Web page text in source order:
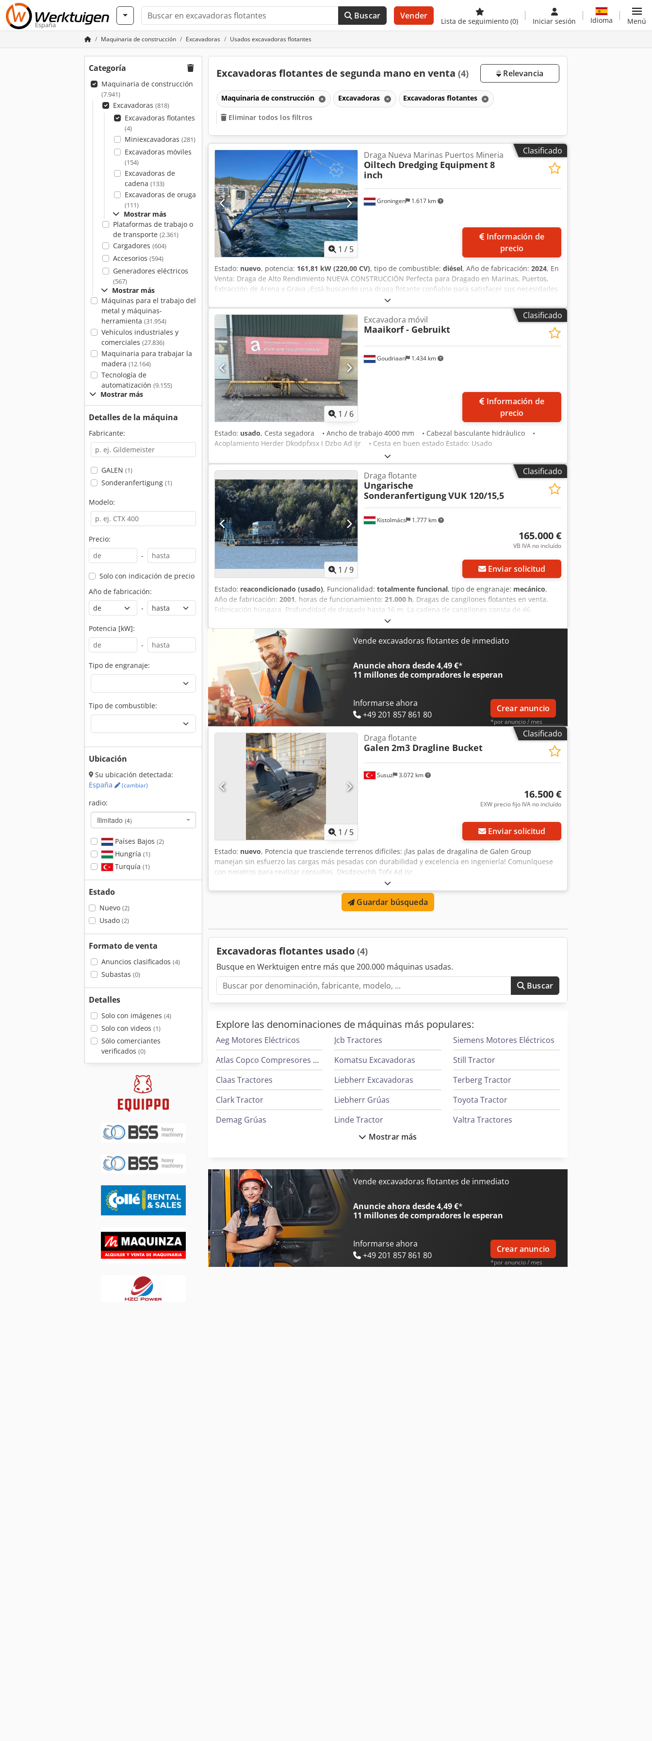
España
Buscar Vender
Lista de seguimiento (0) Iniciar sesión Idioma Menú
Maquinaria de construcción Excavadoras Usados excavadoras flotantes
Categoría
Maquinaria de construcción
(7.941)
Excavadoras (818)
Excavadoras flotantes
(4)
Miniexcavadoras (281)
Excavadoras móviles
(154)
Excavadoras de
cadena (133)
Excavadoras de oruga
(111)
Mostrar más
Plataformas de trabajo o
de transporte (2.361)
Cargadores (604)
Accesorios (594)
Generadores eléctricos
(567)
Mostrar más
Máquinas para el trabajo del
metal y máquinas-
herramienta (31.954)
Vehículos industriales y
comerciales (27.836)
Maquinaria para trabajar la
madera (12.164)
Tecnología de
automatización (9.155)
Mostrar más
Detalles de la máquina
Fabricante:
GALEN (1)
Sonderanfertigung (1)
Modelo:
Precio:
-
Solo con indicación de precio
Año de fabricación:
-
Potencia [kW]:
-
Tipo de engranaje:
Tipo de combustible:
Ubicación
Su ubicación detectada:
España
(cambiar)
radio:
Ilimitado (4)
Países Bajos (2)
Hungría (1)
Turquía (1)
Estado
Nuevo (2)
Usado (2)
Formato de venta
Anuncios clasificados (4)
Subastas (0)
Detalles
Solo con imágenes (4)
Solo con videos (1)
Sólo comerciantes
verificados (0)
Excavadoras flotantes de segunda mano en venta (4) Relevancia
Maquinaria de construcción Excavadoras Excavadoras flotantes
Eliminar todos los filtros
Clasificado
1 / 5
Groningen 1.617 km
Draga Nueva Marinas Puertos Mineria
Oiltech Dredging Equipment8
inch
precio
Estado: nuevo, potencia: 161,81 kW (220,00 CV), tipo de combustible: diésel, Año de fabricación: 2024, En
Venta: Draga de Alto Rendimiento NUEVA CONSTRUCCIÓN Perfecta para Dragado en Marinas, Puertos,
Extracción de Arena y Grava ¿Está buscando una draga flotante confiable para satisfacer sus necesidades
de dragado? Esta draga de succión de alta eficiencia y bajo costo es ideal para una amplia gama de
aplicaciones, incluidas marinas, puertos y operaciones mineras. Características Principales: - Potente
Sistema de Succión: Ideal para dragar arena, grava, lodos y más. - Aplicaciones Versátiles: Perfecta para
limpiar puertos, marinas y vías fluviales interiores. - Construcción Duradera: Diseñada para uso
prolongado en entornos marinos hostiles. - Operación Eficiente: Maximiza la productividad en proyectos
de minería y excavación. Dedpfx Adeu Afi Is Iokr Especificaciones: - Profundidad de dragado: 10 m (se
puede personalizar hasta 15 m de profundidad de dragado) - Capacidad de la bomba: 450 m³/h - Potencia
del motor: 220 hp - Diámetro de la tubería de succión: DN200 Ya sea que esté gestionando una marina,
ampliando un puerto o trabajando en un proyecto de extracción de arena y grava, esta draga de succión
ofrece el rendimiento y la confiabilidad que necesita. Diseñamos y construimos equipos de dragado
nuevos, y también disponemos de dragas de segunda mano en stock. ¡Contáctenos hoy mismo para
obtener precios y más detalles!
Clasificado
1 / 6
Goudriaan 1.434 km
Excavadora móvil
Maaikorf - Gebruikt
precio
Estado: usado, Cesta segadora • Ancho de trabajo 4000 mm • Cabezal basculante hidráulico •
Acoplamiento Herder Dkodpfxsx I Dzbo Ad Ijr • Cesta en buen estado Estado: Usado
Clasificado
1 /9
Kistolmács 1.777 km
Draga flotante
Ungarische
SonderanfertigungVUK 120/15,5
165.000 €
VB IVA no incluído
Enviar solicitud
Estado: reacondicionado (usado), Funcionalidad: totalmente funcional, tipo de engranaje: mecánico,
Año de fabricación: 2001, horas de funcionamiento: 21.000 h, Dragas de cangilones flotantes en venta.
Fabricación húngara. Profundidad de dragado hasta 16 m. La cadena de cangilones consta de 46
unidades, con una rotación se draga aproximadamente 3 m³ de grava. Capacidad de dragado: 90-120 t/h
según la profundidad. Longitud de la máquina: 20 m, cinta flotante: 4 uds, 20 m de longitud, 650 mm de
ancho de cinta, cinta de depósito: 30 m de longitud, cable para todo el recorrido. La instalación fue
completamente renovada hace 4 años. La transmisión fue modernizada recientemente con un convertidor
de frecuencia para permitir el control de la velocidad y el par. La máquina está en funcionamiento y
puede ser inspeccionada en Letenye (Hungría). Opcionalmente, hay disponible un grupo electrógeno
diésel de 400 kVA, lo que permite operar la máquina de forma autónoma, sin conexión a la red. Dksdovv
Nwxspfx Ad Isr
Vende excavadoras flotantes de inmediato
Anuncie ahora desde 4,49 €*
11 millones de compradores le esperan
Informarse ahora
+49 201 857 861 80
Crear anuncio
*por anuncio / mes
Clasificado
1 / 5
Susuz 3.072 km
Draga flotante
Galen 2m3 Dragline Bucket
16.500 €
EXW precio fijo IVA no incluído
Enviar solicitud
Estado: nuevo, Potencia que trasciende terrenos difíciles: ¡las palas de dragalina de Galen Group
manejan sin esfuerzo las cargas más pesadas con durabilidad y excelencia en ingeniería! Comuníquese
con nosotros para realizar consultas. Dksdpovzhb Tofx Ad Isr
Guardar búsqueda
Excavadoras flotantes usado (4)
Busque en Werktuigen entre más que 200.000 máquinas usadas.
Buscar
Explore las denominaciones de máquinas más populares:
Aeg Motores Eléctricos
Atlas Copco Compresores De Tornillo
Claas Tractores
Clark Tractor
Demag Grúas
Ingersoll Rand Herramientas
Iveco Volquetes
Jcb Tractores
Komatsu Excavadoras
Liebherr Excavadoras
Liebherr Grúas
Linde Tractor
Mafi Tractor
Mitsubishi Aires Acondicionados
Oms Flejadoras
Siemens Motores Eléctricos
Still Tractor
Terberg Tractor
Toyota Tractor
Valtra Tractores
Mostrar más
Vende excavadoras flotantes de inmediato
Anuncie ahora desde 4,49 €*
11 millones de compradores le esperan
Informarse ahora
+49 201 857 861 80
Crear anuncio
*por anuncio / mes